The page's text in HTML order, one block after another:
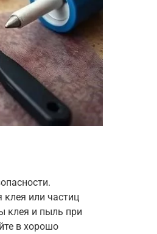
или частиц
клея и пыль при
в хорошо